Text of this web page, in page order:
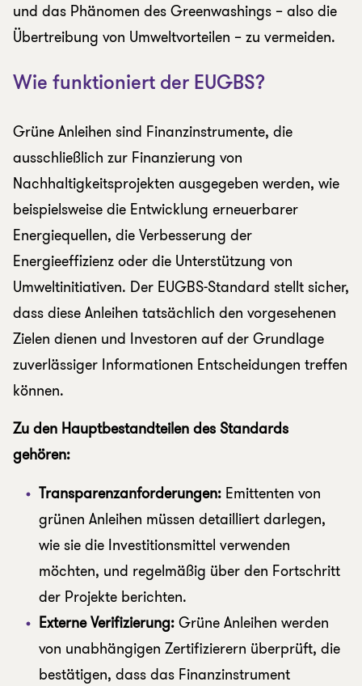
und das Phänomen des Greenwashings – also die
Übertreibung von Umweltvorteilen – zu vermeiden.
Wie funktioniert der EUGBS?
Grüne Anleihen sind Finanzinstrumente, die
ausschließlich zur Finanzierung von
Nachhaltigkeitsprojekten ausgegeben werden, wie
beispielsweise die Entwicklung erneuerbarer
Energiequellen, die Verbesserung der
Energieeffizienz oder die Unterstützung von
Umweltinitiativen. Der EUGBS-Standard stellt sicher,
dass diese Anleihen tatsächlich den vorgesehenen
Zielen dienen und Investoren auf der Grundlage
zuverlässiger Informationen Entscheidungen treffen
können.
Zu den Hauptbestandteilen des Standards
gehören:
Transparenzanforderungen: Emittenten von
grünen Anleihen müssen detailliert darlegen,
wie sie die Investitionsmittel verwenden
möchten, und regelmäßig über den Fortschritt
der Projekte berichten.
Externe Verifizierung:Grüne Anleihen werden
von unabhängigen Zertifizierern überprüft, die
bestätigen, dass das Finanzinstrument